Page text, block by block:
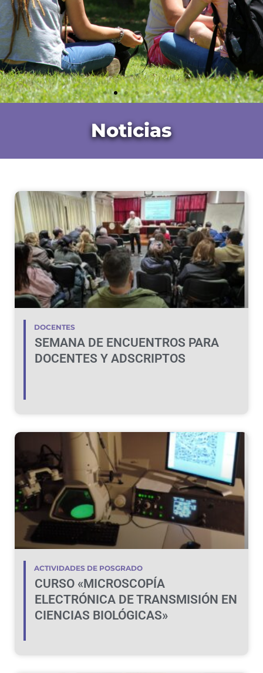
Noticias
DOCENTES
SEMANA DE ENCUENTROS PARA
DOCENTES Y ADSCRIPTOS
ACTIVIDADES DE POSGRADO
CURSO «MICROSCOPÍA
ELECTRÓNICA DE TRANSMISIÓN EN
CIENCIAS BIOLÓGICAS»